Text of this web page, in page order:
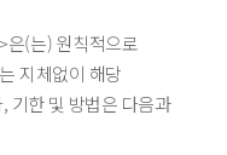
(는) 원칙적으로
지체없이 해당
기한 및 방법은 다음과